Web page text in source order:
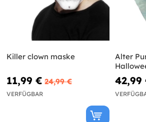
Killer clown maske
11,99 € 24,99 €
VERFÜGBAR
Alter
42,99